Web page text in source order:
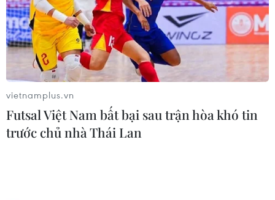
#ôtô điện
#khủng bố Indonesia
Theo dõi VietnamPlus
vietnamplus.vn
Futsal Việt Nam bất bại sau trận hòa khó tin
trước chủ nhà Thái Lan